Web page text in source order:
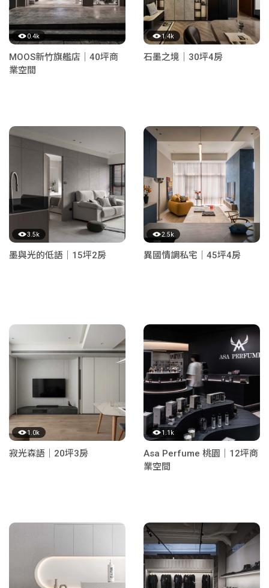
0.4k
MOOS新竹旗艦店｜40坪商
業空間
1.4k
石墨之境｜30坪4房
3.5k
墨與光的低語｜15坪2房
2.5k
異國情調私宅｜45坪4房
1.0k
寂光森語｜20坪3房
1.1k
Asa Perfume 桃園｜12坪商
業空間